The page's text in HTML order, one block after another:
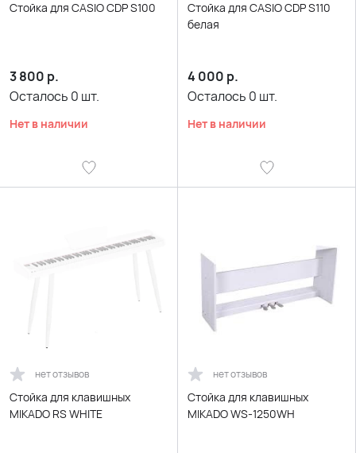
Стойка для CASIO CDP S100
3 800 р.
Осталось 0 шт.
Нет в наличии
Стойка для CASIO CDP S110
белая
4 000 р.
Осталось 0 шт.
Нет в наличии
нет отзывов
Стойка для клавишных
MIKADO RS WHITE
нет отзывов
Стойка для клавишных
MIKADO WS-1250WH